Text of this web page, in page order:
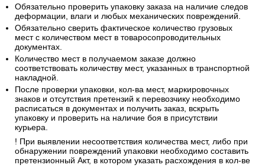
Обязательно проверить упаковку заказа на наличие следов
деформации, влаги и любых механических повреждений.
Обязательно сверить фактическое количество грузовых
мест с количеством мест в товаросопроводительных
документах.
Количество мест в получаемом заказе должно
соответствовать количеству мест, указанных в транспортной
накладной.
После проверки упаковки, кол-ва мест, маркировочных
знаков и отсутствия претензий к перевозчику необходимо
расписаться в документах и получить заказ, вскрыть
упаковку и проверить на наличие боя в присутствии
курьера.
! При выявлении несоответствия количества мест, либо при
обнаружении повреждений упаковки необходимо составить
претензионный Акт, в котором указать расхождения в кол-ве